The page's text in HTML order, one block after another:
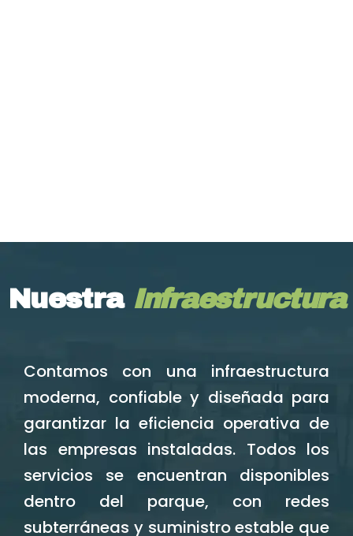
Nuestra Infraestructura
Contamos con una infraestructura
moderna, confiable y diseñada para
garantizar la eficiencia operativa de
las empresas instaladas. Todos los
servicios se encuentran disponibles
dentro del parque, con redes
subterráneas y suministro estable que